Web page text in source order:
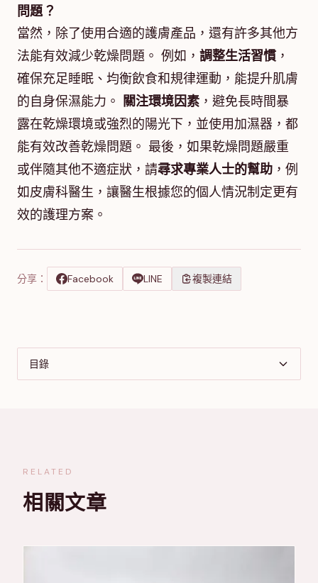
問題？
當然，除了使用合適的護膚產品，還有許多其他方
法能有效減少乾燥問題。 例如， 調整生活習慣 ，
確保充足睡眠、均衡飲食和規律運動，能提升肌膚
的自身保濕能力。 關注環境因素 ，避免長時間暴
露在乾燥環境或強烈的陽光下，並使用加濕器，都
能有效改善乾燥問題。 最後，如果乾燥問題嚴重
或伴隨其他不適症狀，請尋求專業人士的幫助 ，例
如皮膚科醫生，讓醫生根據您的個人情況制定更有
效的護理方案。
分享： Facebook LINE 複製連結
目錄
RELATED
相關文章